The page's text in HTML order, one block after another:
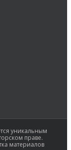
уникальным
праве.
материалов